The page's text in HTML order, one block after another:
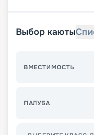
Выбор каюты
ВМЕСТИМОСТЬ
ПАЛУБА